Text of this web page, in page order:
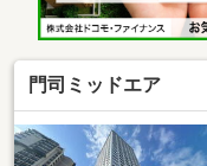
門司ミッドエア